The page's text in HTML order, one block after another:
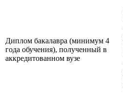
Диплом бакалавра (минимум 4
года обучения), полученный в
аккредитованном вузе